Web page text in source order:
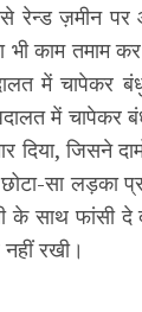
रेन्ड ज़मीन
काम तमाम
में
में चापेकर
दिया, जिसने
सा लड़का
के साथ फांसी
रखी।